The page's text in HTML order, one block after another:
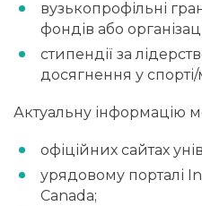
вузькопрофільні
фондів або
стипендії за
досягнення у спорті/
Актуальну інформацію
офіційних сайтах
урядовому порталі
Canada;